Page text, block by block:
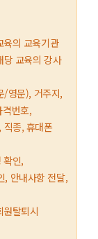
육의 교육기관
교육의 강사
/영문), 거주지,
번호,
직종, 휴대폰
확인,
, 안내사항 전달,
탈퇴시